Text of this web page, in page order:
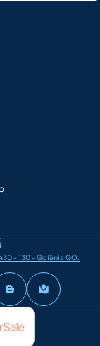
- 130 - Goiânia GO.